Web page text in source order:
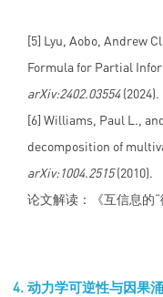
[5] Lyu, Aobo, Andrew
Formula for Partial
arXiv:2402.03554
[6] Williams, Paul L.,
decomposition of
arXiv:1004.2515(2010).
论文解读：《互信息的“
动力学可逆性与因果